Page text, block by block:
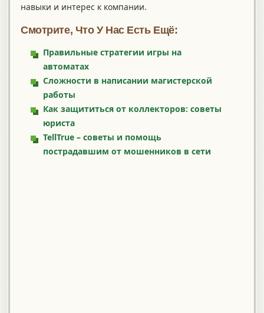
навыки и интерес к компании.
Смотрите, Что У Нас Есть Ещё:
Правильные стратегии игры на
автоматах
Сложности в написании магистерской
работы
Как защититься от коллекторов: советы
юриста
TellTrue – советы и помощь
пострадавшим от мошенников в сети